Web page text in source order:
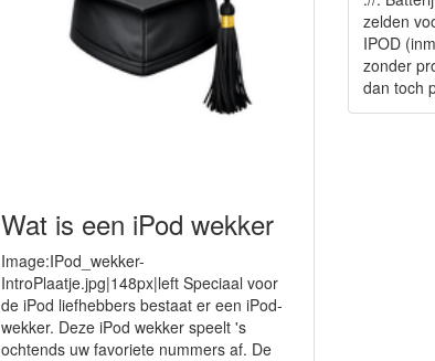
Wat is een iPod wekker
Image:IPod_wekker-
IntroPlaatje.jpg|148px|left Speciaal voor
de iPod liefhebbers bestaat er een iPod-
wekker. Deze iPod wekker speelt 's
ochtends uw favoriete nummers af. De
zelden
IPOD
zonder
dan toch